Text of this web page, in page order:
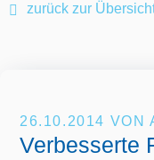
zurück zur
26.10.2014 VON
Verbesserte